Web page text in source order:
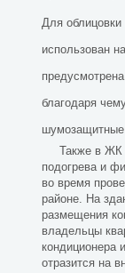
Для облицовки
использован
благодаря
шумозащитные
Также в ЖК
подогрева и
во время
районе. На
размещения
владельцы
кондиционера
отразится на